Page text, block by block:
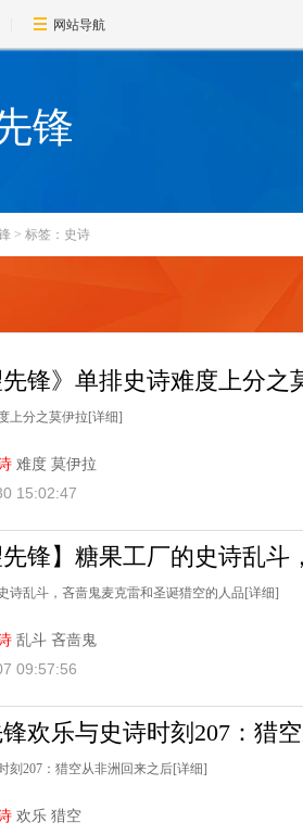
网站导航
锋
> 标签：史诗
先锋》单排史诗难度上分之
上分之莫伊拉 [详细]
难度 莫伊拉
15:02:47
先锋】糖果工厂的史诗乱
诗乱斗，吝啬鬼麦克雷和圣诞猎空的人品 [详细]
乱斗 吝啬鬼
09:57:56
欢乐与史诗时刻207：猎
刻207：猎空从非洲回来之后[详细]
欢乐 猎空